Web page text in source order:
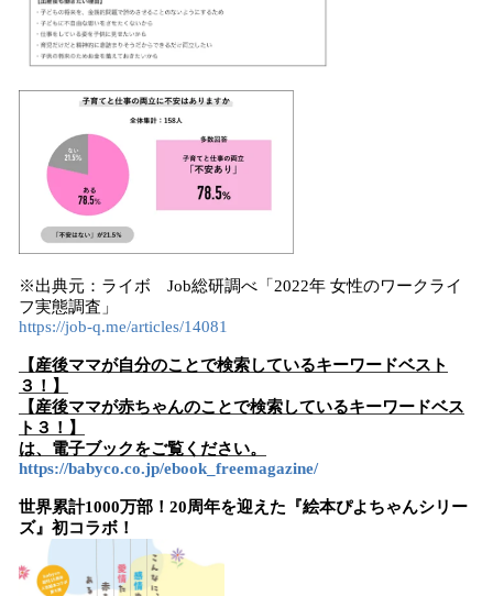
※出典元：ライボ Job総研調べ「2022年 ⼥性のワークライ
フ実態調査」
https://job-q.me/articles/14081
【産後ママが自分のことで検索しているキーワードベスト
３！】
【産後ママが赤ちゃんのことで検索しているキーワードベス
ト３！】
は、電子ブックをご覧ください。
https://babyco.co.jp/ebook_freemagazine/
世界累計1000万部！20周年を迎えた『絵本ぴよちゃんシリー
ズ』初コラボ！